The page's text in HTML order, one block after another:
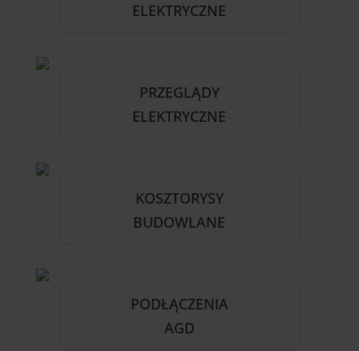
ELEKTRYCZNE
PRZEGLĄDY
ELEKTRYCZNE
KOSZTORYSY
BUDOWLANE
PODŁĄCZENIA
AGD